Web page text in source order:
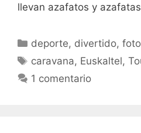
llevan azafatos y
Categorías
deporte, divertido,
Etiquetas
caravana, Euskaltel,
1 comentario